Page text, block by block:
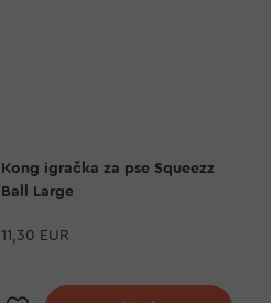
Kong igračka za pse Squeezz
Ball Large
11,30 EUR